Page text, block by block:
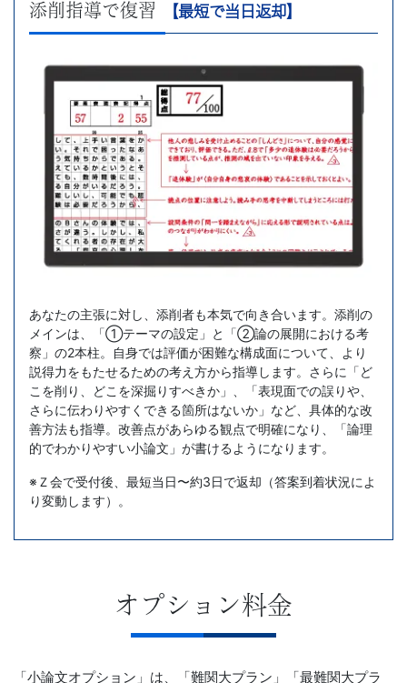
添削指導で復習 【最短で当日返却】
あなたの主張に対し、添削者も本気で向き合います。添削の
メインは、「①テーマの設定」と「②論の展開における考
察」の2本柱。自身では評価が困難な構成面について、より
説得力をもたせるための考え方から指導します。さらに「ど
こを削り、どこを深掘りすべきか」、「表現面での誤りや、
さらに伝わりやすくできる箇所はないか」など、具体的な改
善方法も指導。改善点があらゆる観点で明確になり、「論理
的でわかりやすい小論文」が書けるようになります。
※Ｚ会で受付後、最短当日〜約3日で返却（答案到着状況によ
り変動します）。
オプション料金
「小論文オプション」は、「難関大プラン」「最難関大プラ